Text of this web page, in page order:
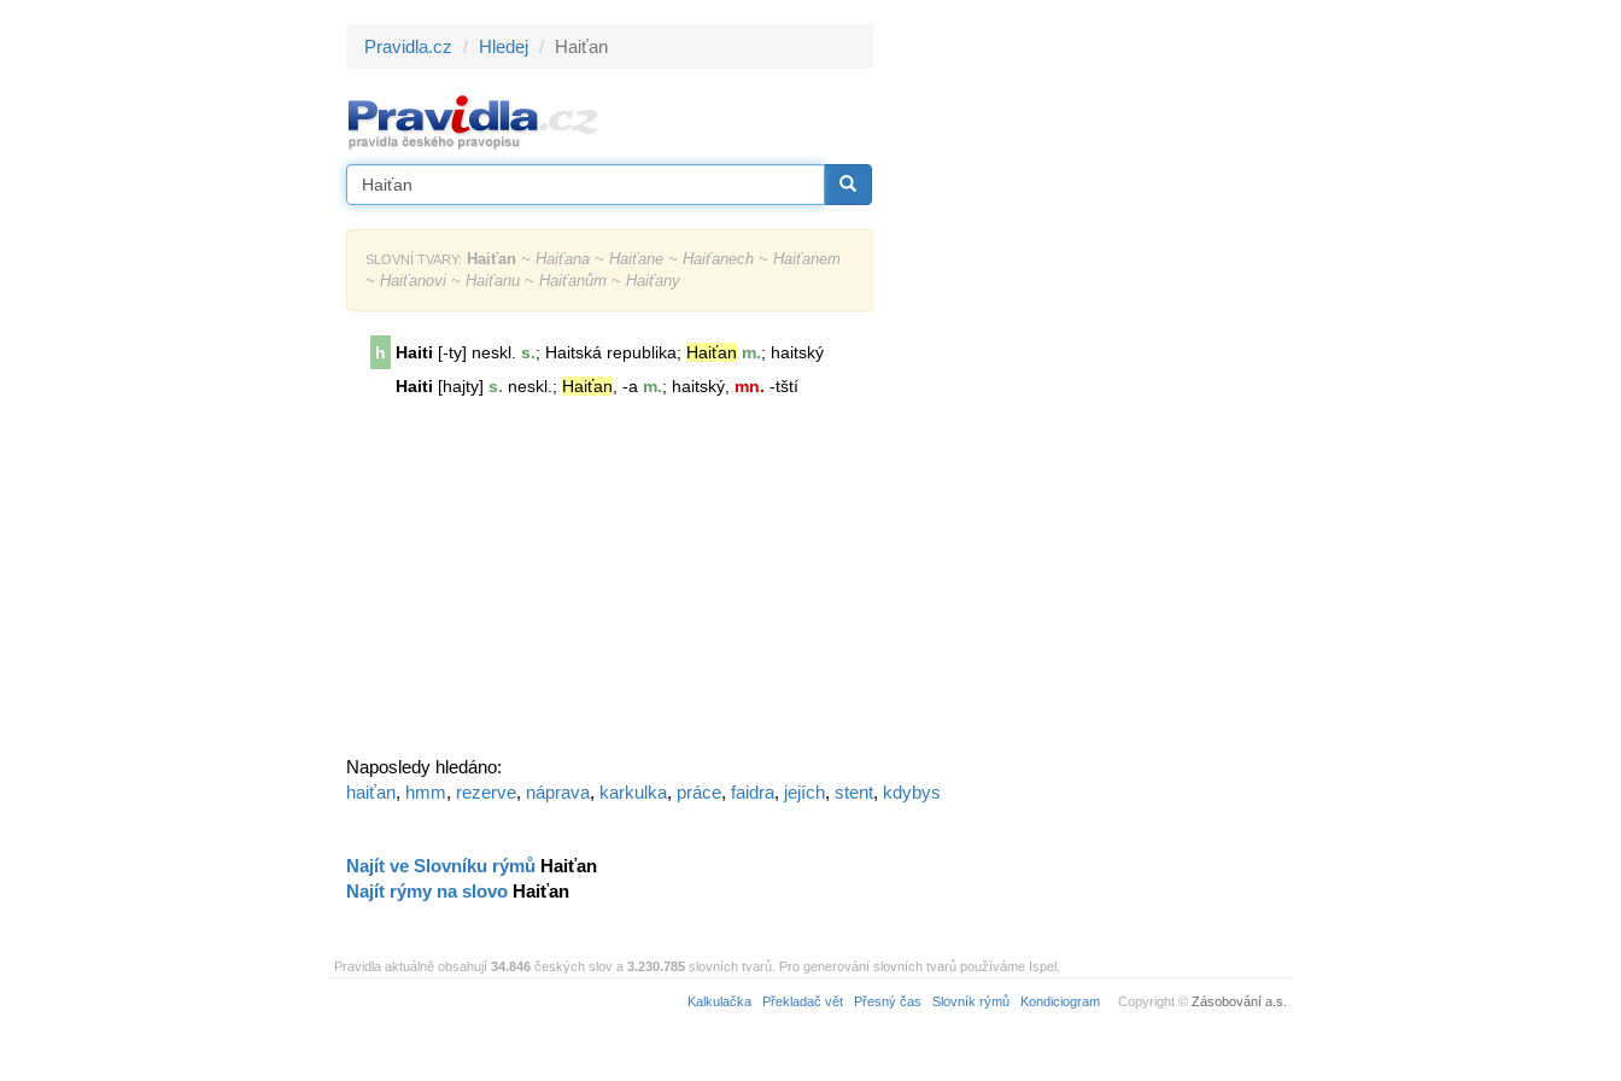
Pravidla.cz Hledej Haiťan
SLOVNÍ TVARY: Haiťan ~ Haiťana ~ Haiťane ~ Haiťanech ~ Haiťanem
~ Haiťanovi ~ Haiťanu ~ Haiťanům ~ Haiťany
h Haiti [-ty] neskl. s.; Haitská republika; Haiťan m.; haitský
Haiti [hajty] s. neskl.; Haiťan , -a m.; haitský, mn. -tští
Naposledy hledáno:
haiťan, hmm, rezerve, náprava, karkulka, práce, faidra, jejích, stent, kdybys
Najít ve Slovníku rýmů Haiťan
Najít rýmy na slovo Haiťan
Pravidla aktuálně obsahují 34.846 českých slov a 3.230.785 slovních tvarů. Pro generování slovních tvarů používáme Ispel.
Kalkulačka Překladač vět Přesný čas Slovník rýmů Kondiciogram Copyright © Zásobování a.s.